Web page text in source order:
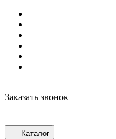
Заказать звонок
Каталог